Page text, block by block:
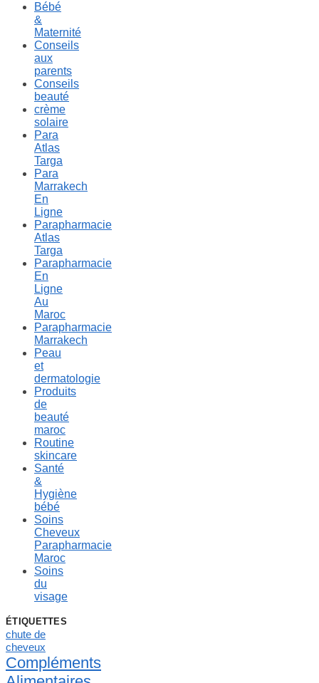
Bébé
&
Maternité
Conseils
aux
parents
Conseils
beauté
crème
solaire
Para
Atlas
Targa
Para
Marrakech
En
Ligne
Parapharmacie
Atlas
Targa
Parapharmacie
En
Ligne
Au
Maroc
Parapharmacie
Marrakech
Peau
et
dermatologie
Produits
de
beauté
maroc
Routine
skincare
Santé
&
Hygiène
bébé
Soins
Cheveux
Parapharmacie
Maroc
Soins
du
visage
ÉTIQUETTES
chute de
cheveux
Compléments